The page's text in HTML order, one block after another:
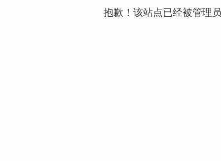
抱歉！该站点已经被管理